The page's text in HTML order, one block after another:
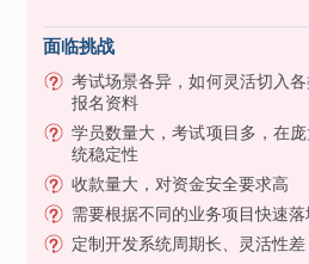
面临挑战
考试场景各异，如何灵活切入
报名资料
学员数量大，考试项目多，在
统稳定性
收款量大，对资金安全要求高
需要根据不同的业务项目快速
定制开发系统周期长、灵活性